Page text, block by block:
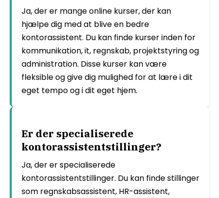
Ja, der er mange online kurser, der kan
hjælpe dig med at blive en bedre
kontorassistent. Du kan finde kurser inden for
kommunikation, it, regnskab, projektstyring og
administration. Disse kurser kan være
fleksible og give dig mulighed for at lære i dit
eget tempo og i dit eget hjem.
Er der specialiserede
kontorassistentstillinger?
Ja, der er specialiserede
kontorassistentstillinger. Du kan finde stillinger
som regnskabsassistent, HR-assistent,